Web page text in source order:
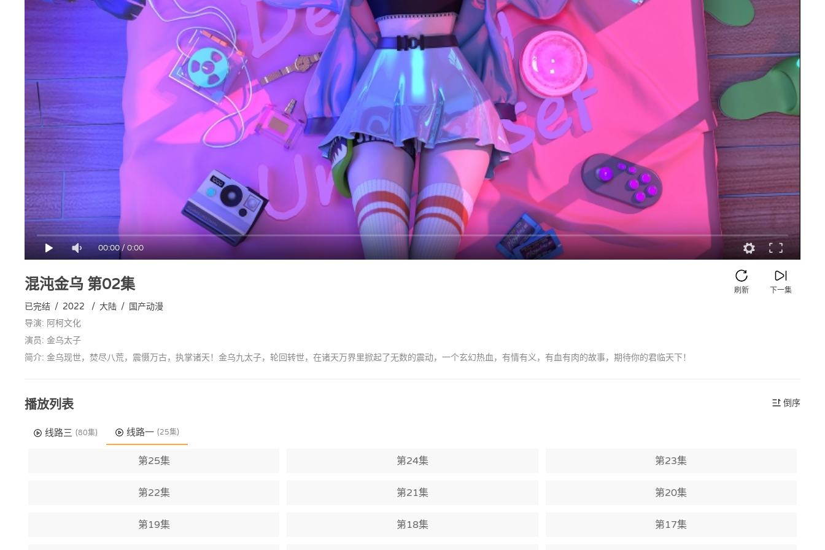
00:00/0:00
混沌金乌 第02集 下一集
刷新
已完结 / 2022 / 大陆 / 国产动漫
导演: 阿柯文化
演员: 金乌太子
简介: 金乌现世，焚尽八荒，震慑万古，执掌诸天！金乌九太子，轮回转世，在诸天万界里掀起了无数的震动，一个玄幻热血，有情有义，有血有肉的故事，期待你的君临天下！
播放列表 倒序
线路三 (80集) 线路一 (25集)
第25集 第24集 第23集
第22集 第21集 第20集
第19集 第18集 第17集